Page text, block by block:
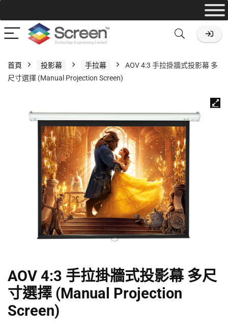
首頁 投影幕 手拉幕
AOV 4:3 手拉掛牆式投影幕 多
尺寸選擇 (Manual Projection Screen)
AOV 4:3 手拉掛牆式投影幕 多尺
寸選擇 (Manual Projection
Screen)